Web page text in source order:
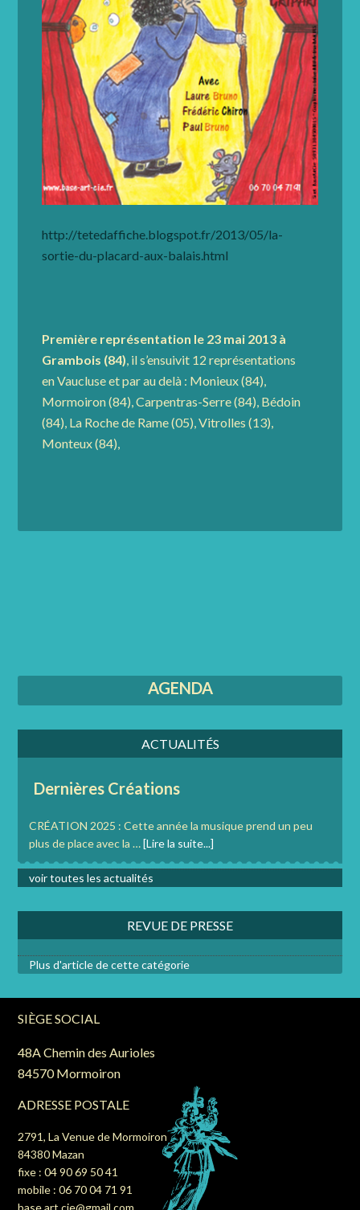
http://tetedaffiche.blogspot.fr/2013/05/la-
sortie-du-placard-aux-balais.html
Première représentation le 23 mai 2013 à
Grambois (84), il s’ensuivit 12 représentations
en Vaucluse et par au delà : Monieux (84),
Mormoiron (84), Carpentras-Serre (84), Bédoin
(84), La Roche de Rame (05), Vitrolles (13),
Monteux (84),
AGENDA
ACTUALITÉS
Dernières Créations
CRÉATION 2025 : Cette année la musique prend un peu
plus de place avec la …[Lire la suite...]
voir toutes les actualités
REVUE DE PRESSE
Plus d'article de cette catégorie
SIÈGE SOCIAL
48A Chemin des Aurioles
84570 Mormoiron
ADRESSE POSTALE
2791, La Venue de Mormoiron
84380 Mazan
fixe : 04 90 69 50 41
mobile : 06 70 04 71 91